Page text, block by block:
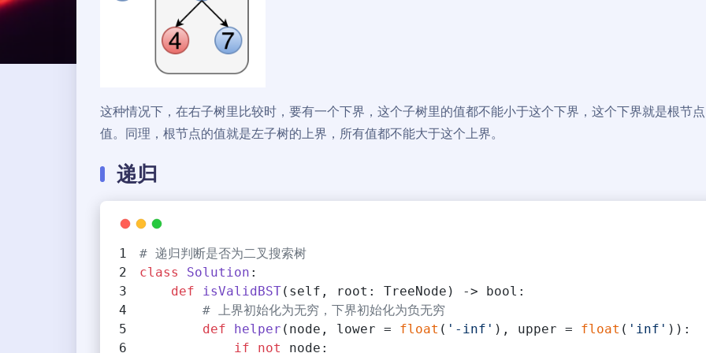
这种情况下，在右子树里比较时，要有一个下界，这个子树里的值都不能小于这个下界，这个下界就是根节
值。同理，根节点的值就是左子树的上界，所有值都不能大于这个上界。
递归
# 递归判断是否为二叉搜索树
class
Solution :
def
isValidBST( self, root: TreeNode ) -> bool:
# 上界初始化为无穷，下界初始化为负无穷
def
helper ( node, lower = float ( '-inf' ), upper = float ( 'inf' ) ):
if
not node: